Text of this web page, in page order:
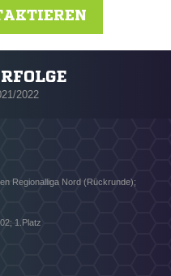
2022
Regionalliga Nord (Rückrunde);
1.Platz